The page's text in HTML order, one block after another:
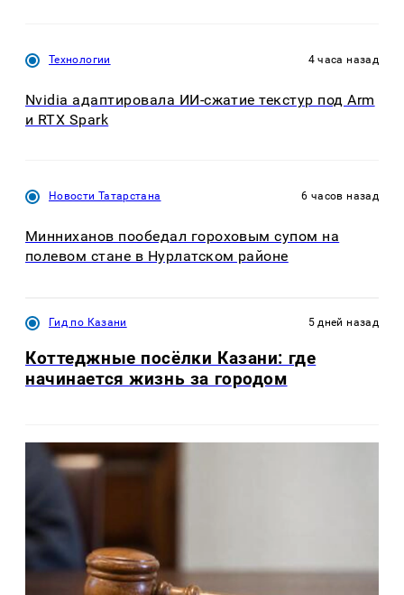
Технологии 4 часа назад
Nvidia адаптировала ИИ-сжатие текстур под Arm
и RTX Spark
Новости Татарстана 6 часов назад
Минниханов пообедал гороховым супом на
полевом стане в Нурлатском районе
Гид по Казани 5 дней назад
Коттеджные посёлки Казани: где
начинается жизнь за городом